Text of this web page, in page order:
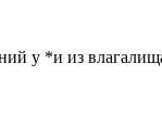
у *и из